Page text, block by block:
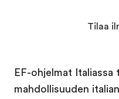
EF-ohjelmat
mahdollisuuden
Tilaa